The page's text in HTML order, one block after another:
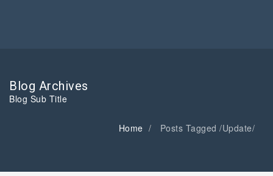
Blog Archives
Blog Sub Title
Home Posts Tagged /Update/